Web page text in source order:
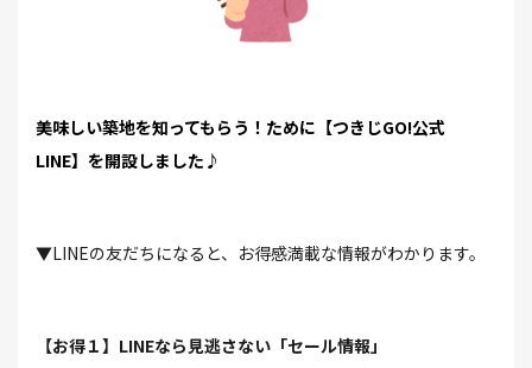
美味しい築地を知ってもらう！ために【つきじGO!公式
LINE】を開設しました♪
▼LINEの友だちになると、お得感満載な情報がわかります。
【お得１】LINEなら見逃さない「セール情報」